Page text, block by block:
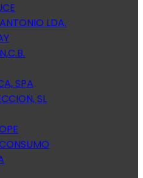
LDA.
SPA
SL